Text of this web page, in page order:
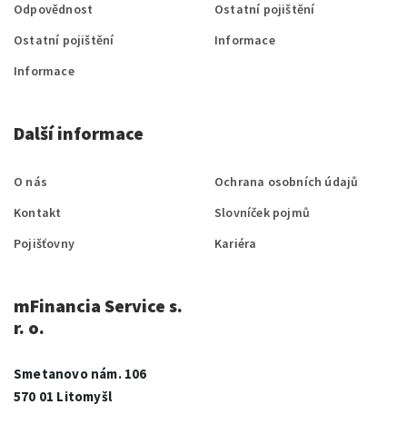
Odpovědnost
Ostatní pojištění
Informace
Ostatní pojištění
Informace
Další informace
O nás
Kontakt
Pojišťovny
Ochrana osobních údajů
Slovníček pojmů
Kariéra
mFinancia Service s.
r. o.
Smetanovo nám. 106
570 01 Litomyšl